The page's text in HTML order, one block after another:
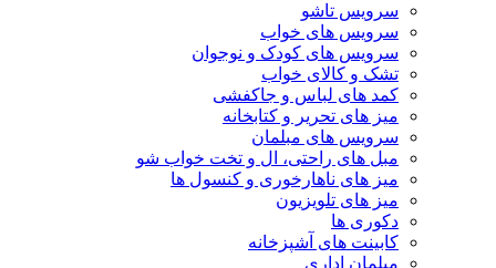
سرویس تاشو
سرویس های خواب
سرویس های کودک و نوجوان
تشک و کالای خواب
کمد های لباس و جاکفشی
میز های تحریر و کتابخانه
سرویس های مبلمان
مبل های راحتی، ال و تخت خواب شو
میز های ناهارخوری و کنسول ها
میز های تلویزیون
دکوری ها
کابینت های آشپزخانه
مبلمان اداری